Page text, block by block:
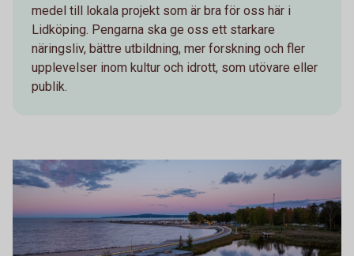
medel till lokala projekt som är bra för oss här i
Lidköping. Pengarna ska ge oss ett starkare
näringsliv, bättre utbildning, mer forskning och fler
upplevelser inom kultur och idrott, som utövare eller
publik.